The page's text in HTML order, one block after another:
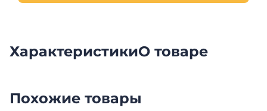
ХарактеристикиО товаре
Похожие товары